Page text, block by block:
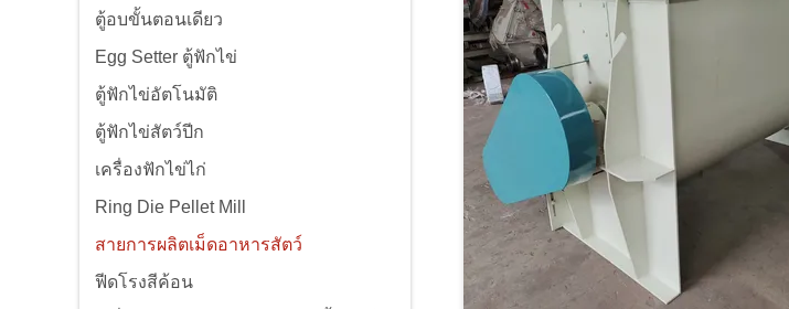
ตู้อบขั้นตอนเดียว
Egg Setter ตู้ฟักไข่
ตู้ฟักไข่อัตโนมัติ
ตู้ฟักไข่สัตว์ปีก
เครื่องฟักไข่ไก่
Ring Die Pellet Mill
สายการผลิตเม็ดอาหารสัตว์
ฟีดโรงสีค้อน